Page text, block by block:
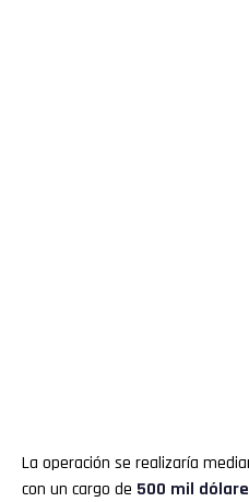
La operación se realizaría
con un cargo de 500 mil